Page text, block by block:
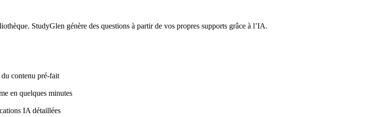
StudyGlen génère des questions à partir de vos propres supports grâce à l’IA.
du contenu pré-fait
en quelques minutes
IA détaillées